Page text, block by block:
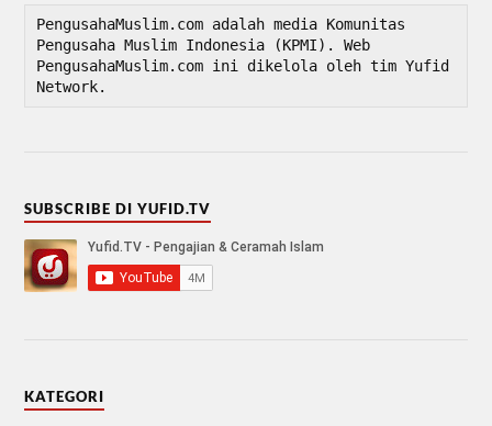
PengusahaMuslim.com adalah media Komunitas
Pengusaha Muslim Indonesia (KPMI). Web
PengusahaMuslim.com ini dikelola oleh tim Yufid
Network.
SUBSCRIBE DI YUFID.TV
KATEGORI